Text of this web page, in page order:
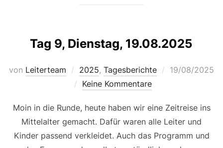
Tag 9, Dienstag, 19.08.2025
von Leiterteam 2025, Tagesberichte
Veröffentlicht
19/08/2025
Keine Kommentare
Moin in die Runde, heute haben wir eine Zeitreise ins
Mittelalter gemacht. Dafür waren alle Leiter und
Kinder passend verkleidet. Auch das Programm und